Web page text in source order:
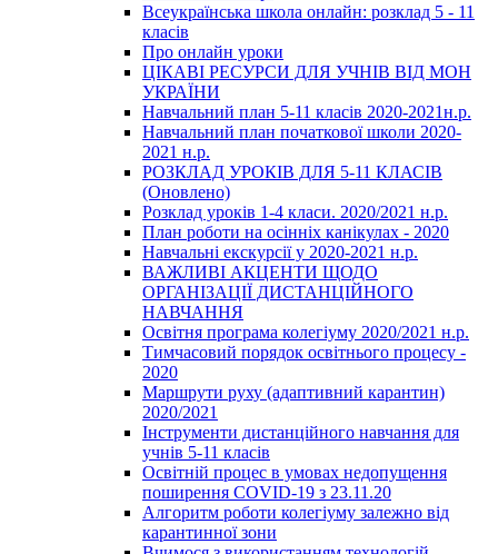
Всеукраїнська школа онлайн: розклад 5 - 11
класів
Про онлайн уроки
ЦІКАВІ РЕСУРСИ ДЛЯ УЧНІВ ВІД МОН
УКРАЇНИ
Навчальний план 5-11 класів 2020-2021н.р.
Навчальний план початкової школи 2020-
2021 н.р.
РОЗКЛАД УРОКІВ ДЛЯ 5-11 КЛАСІВ
(Оновлено)
Розклад уроків 1-4 класи. 2020/2021 н.р.
План роботи на осінніх канікулах - 2020
Навчальні екскурсії у 2020-2021 н.р.
ВАЖЛИВІ АКЦЕНТИ ЩОДО
ОРГАНІЗАЦІЇ ДИСТАНЦІЙНОГО
НАВЧАННЯ
Освітня програма колегіуму 2020/2021 н.р.
Тимчасовий порядок освітнього процесу -
2020
Маршрути руху (адаптивний карантин)
2020/2021
Інструменти дистанційного навчання для
учнів 5-11 класів
Освітній процес в умовах недопущення
поширення COVID-19 з 23.11.20
Алгоритм роботи колегіуму залежно від
карантинної зони